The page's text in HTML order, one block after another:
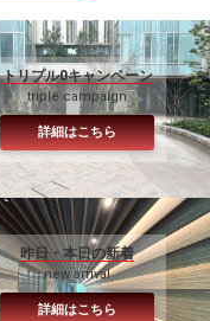
トリプル0キャンペーン
triple campaign
詳細はこちら
昨日・本日の新着
new arrival
詳細はこちら